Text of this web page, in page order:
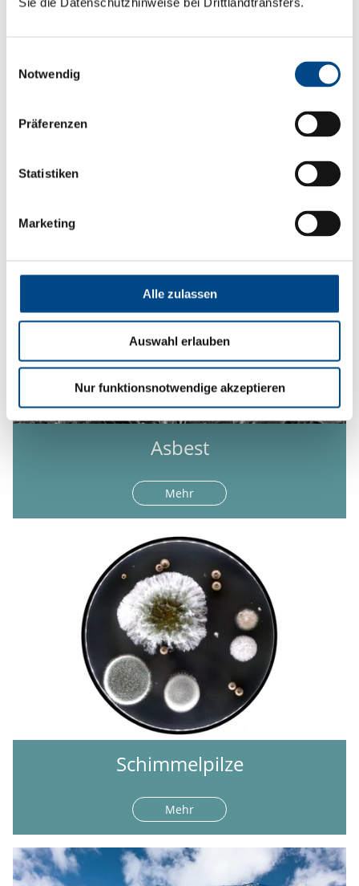
Notwendig
Präferenzen
Statistiken
Marketing
Alle zulassen
Auswahl erlauben
Nur funktionsnotwendige akzeptieren
Asbest
Mehr
Schimmelpilze
Mehr